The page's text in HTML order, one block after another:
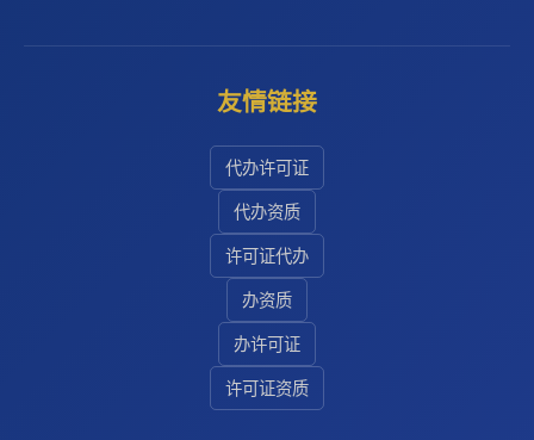
友情链接
代办许可证
代办资质
许可证代办
办资质
办许可证
许可证资质